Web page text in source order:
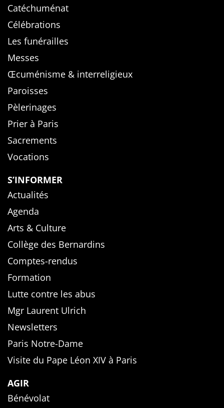
Catéchuménat
Célébrations
Les funérailles
Messes
Œcuménisme & interreligieux
Paroisses
Pèlerinages
Prier à Paris
Sacrements
Vocations
S’INFORMER
Actualités
Agenda
Arts & Culture
Collège des Bernardins
Comptes-rendus
Formation
Lutte contre les abus
Mgr Laurent Ulrich
Newsletters
Paris Notre-Dame
Visite du Pape Léon XIV à Paris
AGIR
Bénévolat